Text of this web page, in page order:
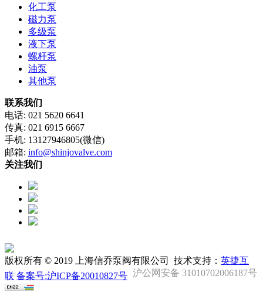
化工泵
磁力泵
多级泵
液下泵
螺杆泵
油泵
其他泵
联系我们
电话: 021 5620 6641
传真: 021 6915 6667
手机: 13127946805(微信)
邮箱: info@shinjovalve.com
关注我们
版权所有 © 2019 上海信乔泵阀有限公司 技术支持： 英捷互
联 备案号:沪ICP备20010827号 沪公网安备 31010702006187号